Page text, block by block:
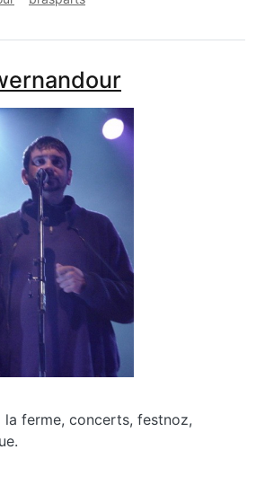
la ferme, concerts, festnoz,